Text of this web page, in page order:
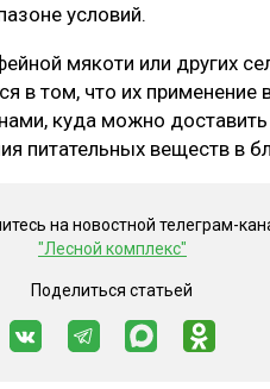
условий.
мякоти или других
в том, что их применение
куда можно доставить
питательных веществ в
на новостной телеграм-
"Лесной комплекс"
Поделиться статьей